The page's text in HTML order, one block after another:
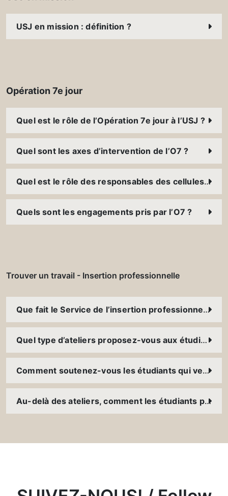
USJ en mission : définition ?
Opération 7e jour
Quel est le rôle de l’Opération 7e jour à l’USJ ?
Quel sont les axes d’intervention de l’O7 ?
Quel est le rôle des responsables des cellules O7 ?
Quels sont les engagements pris par l’O7 ?
Trouver un travail - Insertion professionnelle
Que fait le Service de l’insertion professionnelle afin d’aider les étudiants en matière d’emploi et d’entreprenariat ?
Quel type d’ateliers proposez-vous aux étudiants et aux anciens ?
Comment soutenez-vous les étudiants qui veulent lancer leur propre entreprise ?
Au-delà des ateliers, comment les étudiants peuvent-ils développer leurs compétences ?